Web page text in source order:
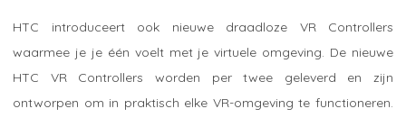
HTC introduceert ook nieuwe draadloze VR Controllers
waarmee je je één voelt met je virtuele omgeving. De nieuwe
HTC VR Controllers worden per twee geleverd en zijn
ontworpen om in praktisch elke VR-omgeving te functioneren.